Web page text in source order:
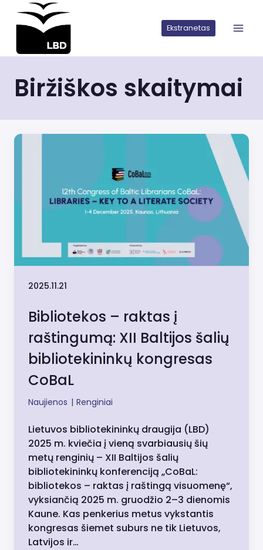
pereiti
turinio
Ekstranetas
Biržiškos skaitymai
2025.11.21
Bibliotekos – raktas į
raštingumą: XII Baltijos šalių
bibliotekininkų kongresas
CoBaL
Naujienos | Renginiai
Lietuvos bibliotekininkų draugija (LBD)
2025 m. kviečia į vieną svarbiausių šių
metų renginių – XII Baltijos šalių
bibliotekininkų konferenciją „CoBaL:
bibliotekos – raktas į raštingą visuomenę“,
vyksiančią 2025 m. gruodžio 2–3 dienomis
Kaune. Kas penkerius metus vykstantis
kongresas šiemet suburs ne tik Lietuvos,
Latvijos ir…